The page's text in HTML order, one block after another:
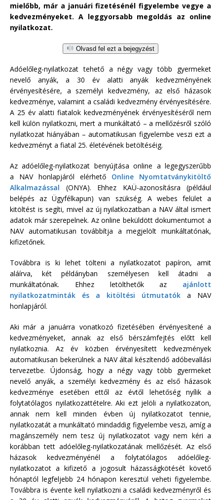
mielőbb, már a januári fizetésénél figyelembe vegye a
kedvezményeket. A leggyorsabb megoldás az online
nyilatkozat.
Olvasd fel ezt a bejegyzést
Adóelőleg-nyilatkozat tehető a négy vagy több gyermeket
nevelő anyák, a 30 év alatti anyák kedvezményének
érvényesítésére, a személyi kedvezmény, az első házasok
kedvezménye, valamint a családi kedvezmény érvényesítésére.
A 25 év alatti fiatalok kedvezményének érvényesítéséről nem
kell külön nyilatkozni, mert a munkáltató – a mellőzésről szóló
nyilatkozat hiányában – automatikusan figyelembe veszi ezt a
kedvezményt a fiatal 25. életévének betöltéséig.
Az adóelőleg-nyilatkozat benyújtása online a legegyszerűbb
a NAV honlapjáról elérhető Online Nyomtatványkitöltő
Alkalmazással (ONYA). Ehhez KAÜ-azonosításra (például
belépés az Ügyfélkapun) van szükség. A webes felület a
kitöltést is segíti, mivel az új nyilatkozatban a NAV által ismert
adatok már szerepelnek. Az online beküldött dokumentumot a
NAV automatikusan továbbítja a megjelölt munkáltatónak,
kifizetőnek.
Továbbra is ki lehet tölteni a nyilatkozatot papíron, amit
aláírva, két példányban személyesen kell átadni a
munkáltatónak. Ehhez letölthetők az ajánlott
nyilatkozatminták és a kitöltési útmutatók a NAV
honlapjáról.
Aki már a januárra vonatkozó fizetésében érvényesítené a
kedvezményeket, annak az első bérszámfejtés előtt kell
nyilatkoznia. Az év közben érvényesített kedvezmények
automatikusan bekerülnek a NAV által készítendő adóbevallási
tervezetbe. Újdonság, hogy a négy vagy több gyermeket
nevelő anyák, a személyi kedvezmény és az első házasok
kedvezménye esetében ettől az évtől lehetőség nyílik a
folytatólagos nyilatkozattételre. Aki ezt jelöli a nyilatkozaton,
annak nem kell minden évben új nyilatkozatot tennie,
nyilatkozatát a munkáltató mindaddig figyelembe veszi, amíg a
magánszemély nem tesz új nyilatkozatot vagy nem kéri a
korábban tett adóelőleg-nyilatkozatának mellőzését. Az első
házasok kedvezményénél a folytatólagos adóelőleg-
nyilatkozatot a kifizető a jogosult házasságkötését követő
hónaptól legfeljebb 24 hónapon keresztül veheti figyelembe.
Továbbra is évente kell nyilatkozni a családi kedvezményről és